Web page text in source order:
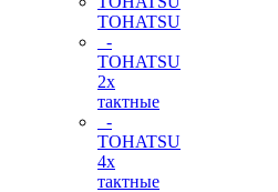
TOHATSU
-
TOHATSU
2х
тактные
-
TOHATSU
4х
тактные